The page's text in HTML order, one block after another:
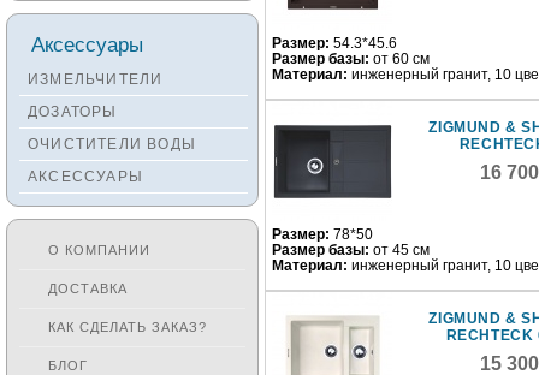
Размер: 54.3*45.6
Размер базы: от 60 см
Материал: инженерный гранит, 10
ZIGMUND &
16
Размер: 78*50
Размер базы: от 45 см
Материал: инженерный гранит, 10
ZIGMUND &
RECHTECK
15
Смесители ZORG
Смесители KANTERA
Смесители SEAMAN
Смесители
Zigmund&Shtain
Смесители OULIN
Смесители под бронзу
Аксессуары
ИЗМЕЛЬЧИТЕЛИ
ДОЗАТОРЫ
ОЧИСТИТЕЛИ ВОДЫ
АКСЕССУАРЫ
О КОМПАНИИ
ДОСТАВКА
КАК СДЕЛАТЬ ЗАКАЗ?
БЛОГ